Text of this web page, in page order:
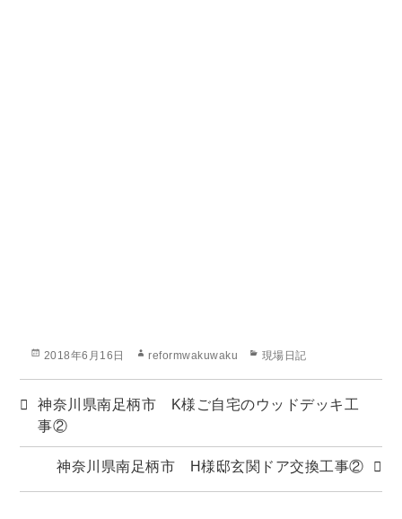
投
2018年6月16日
作
reformwakuwaku
カ
リ
現場日記
神奈川県南足柄市 K様ご自宅のウッドデッキ工
事②
神奈川県南足柄市 H様邸玄関ドア交換工事②